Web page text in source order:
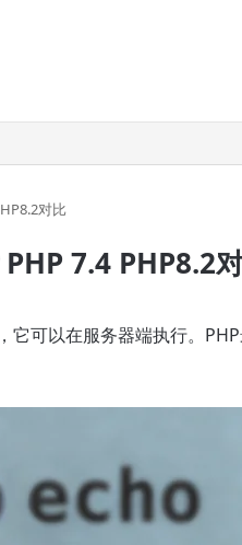
贸网站获客逻辑变了
对比
7.4 PHP8.2
它可以在服务器端执行。